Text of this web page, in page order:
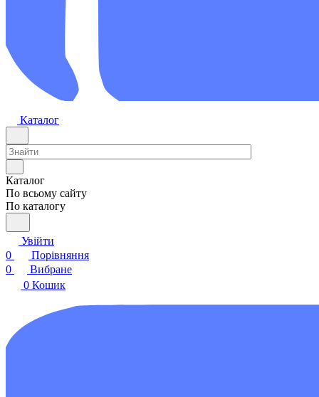
Каталог
Каталог
По всьому сайту
По каталогу
Увійти
0
Порівняння
0
Вибране
0 Кошик